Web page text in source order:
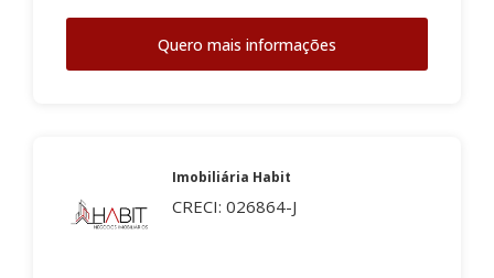
Quero mais informações
Imobiliária Habit
CRECI: 026864-J